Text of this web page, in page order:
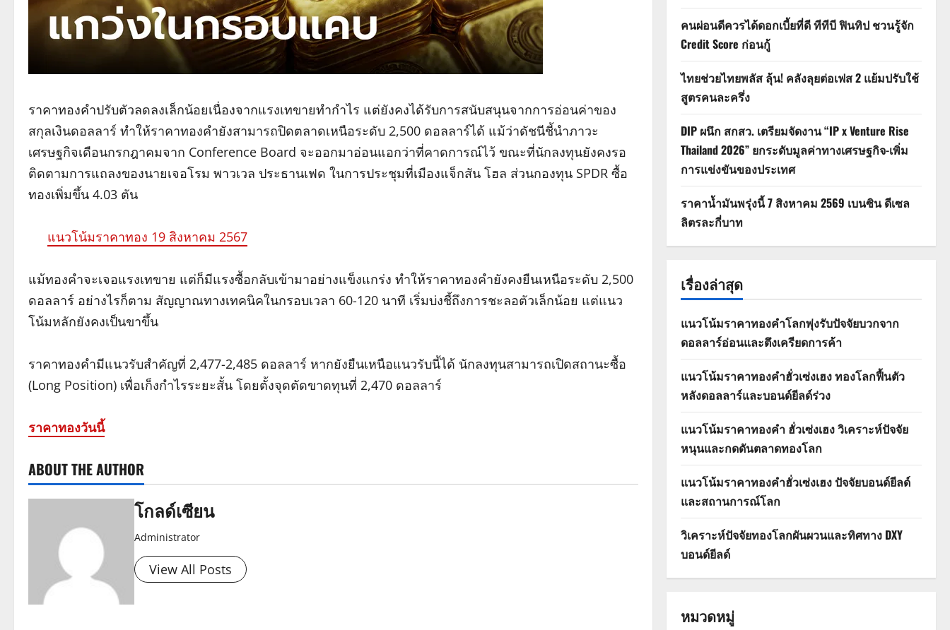
ราคาทองคำปรับตัวลดลงเล็กน้อยเนื่องจากแรงเทขายทำกำไร แต่ยังคงได้รับการสนับสนุนจากการอ่อนค่าของ
สกุลเงินดอลลาร์ ทำให้ราคาทองคำยังสามารถปิดตลาดเหนือระดับ 2,500 ดอลลาร์ได้ แม้ว่าดัชนีชี้นำภาวะ
เศรษฐกิจเดือนกรกฎาคมจาก Conference Board จะออกมาอ่อนแอกว่าที่คาดการณ์ไว้ ขณะที่นักลงทุนยังคงรอ
ติดตามการแถลงของนายเจอโรม พาวเวล ประธานเฟด ในการประชุมที่เมืองแจ็กสัน โฮล ส่วนกองทุน SPDR ซื้อ
ทองเพิ่มขึ้น 4.03 ตัน
แนวโน้มราคาทอง 19 สิงหาคม 2567
แม้ทองคำจะเจอแรงเทขาย แต่ก็มีแรงซื้อกลับเข้ามาอย่างแข็งแกร่ง ทำให้ราคาทองคำยังคงยืนเหนือระดับ 2,500
ดอลลาร์ อย่างไรก็ตาม สัญญาณทางเทคนิคในกรอบเวลา 60-120 นาที เริ่มบ่งชี้ถึงการชะลอตัวเล็กน้อย แต่แนว
โน้มหลักยังคงเป็นขาขึ้น
ราคาทองคำมีแนวรับสำคัญที่ 2,477-2,485 ดอลลาร์ หากยังยืนเหนือแนวรับนี้ได้ นักลงทุนสามารถเปิดสถานะซื้อ
(Long Position) เพื่อเก็งกำไรระยะสั้น โดยตั้งจุดตัดขาดทุนที่ 2,470 ดอลลาร์
ราคาทองวันนี้
ABOUT THE AUTHOR
โกลด์เซียน
Administrator
View All Posts
คนผ่อนดีควรได้ดอกเบี้ยที่ดี ทีทีบี ฟินทิป ชวนรู้จัก
Credit Score ก่อนกู้
ไทยช่วยไทยพลัส ลุ้น! คลังลุยต่อเฟส 2 แย้มปรับใช้
สูตรคนละครึ่ง
DIP ผนึก สกสว. เตรียมจัดงาน “IP x Venture Rise
Thailand 2026” ยกระดับมูลค่าทางเศรษฐกิจ-เพิ่ม
การแข่งขันของประเทศ
ราคาน้ำมันพรุ่งนี้ 7 สิงหาคม 2569 เบนซิน ดีเซล
ลิตรละกี่บาท
เรื่องล่าสุด
แนวโน้มราคาทองคำโลกพุ่งรับปัจจัยบวกจาก
ดอลลาร์อ่อนและตึงเครียดการค้า
แนวโน้มราคาทองคำฮั่วเซ่งเฮง ทองโลกฟื้นตัว
หลังดอลลาร์และบอนด์ยีลด์ร่วง
แนวโน้มราคาทองคำ ฮั่วเซ่งเฮง วิเคราะห์ปัจจัย
หนุนและกดดันตลาดทองโลก
แนวโน้มราคาทองคำฮั่วเซ่งเฮง ปัจจัยบอนด์ยีลด์
และสถานการณ์โลก
วิเคราะห์ปัจจัยทองโลกผันผวนและทิศทาง DXY
บอนด์ยีลด์
หมวดหมู่